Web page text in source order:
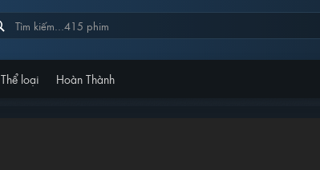
Thể loại Hoàn Thành